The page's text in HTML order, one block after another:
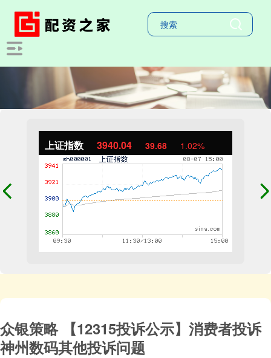
上证指数 3940.04 39.68 1.02%
众银策略 【12315投诉公示】消费者投诉
神州数码其他投诉问题